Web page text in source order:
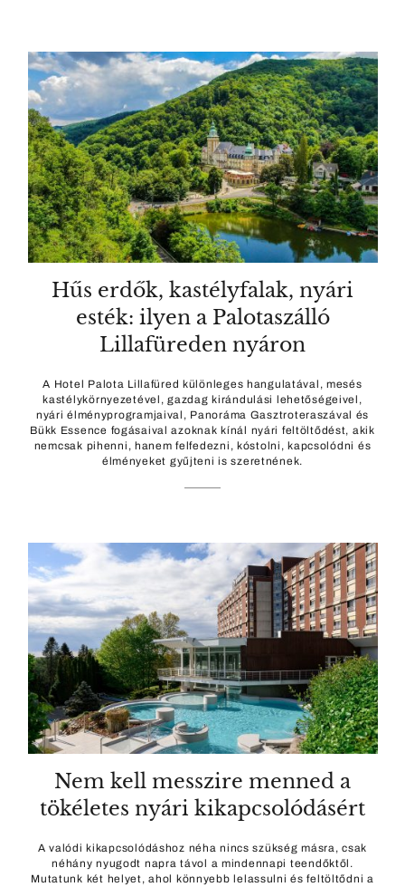
Hűs erdők, kastélyfalak, nyári
esték: ilyen a Palotaszálló
Lillafüreden nyáron
A Hotel Palota Lillafüred különleges hangulatával, mesés
kastélykörnyezetével, gazdag kirándulási lehetőségeivel,
nyári élményprogramjaival, Panoráma Gasztroteraszával és
Bükk Essence fogásaival azoknak kínál nyári feltöltődést, akik
nemcsak pihenni, hanem felfedezni, kóstolni, kapcsolódni és
élményeket gyűjteni is szeretnének.
Nem kell messzire menned a
tökéletes nyári kikapcsolódásért
A valódi kikapcsolódáshoz néha nincs szükség másra, csak
néhány nyugodt napra távol a mindennapi teendőktől.
Mutatunk két helyet, ahol könnyebb lelassulni és feltöltődni a